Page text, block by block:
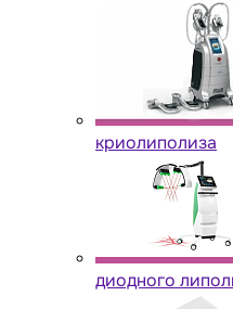
криолиполиза
диодного